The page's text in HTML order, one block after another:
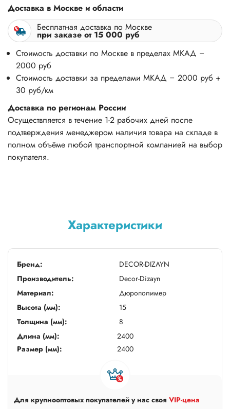
Доставка в Москве и области
Бесплатная доставка по Москве
при заказе от 15 000 руб
Стоимость доставки по Москве в пределах МКАД –
2000 руб
Стоимость доставки за пределами МКАД – 2000 руб +
30 руб/км
Доставка по регионам России
Осуществляется в течение 1-2 рабочих дней после
подтверждения менеджером наличия товара на складе в
полном объёме любой транспортной компанией на выбор
покупателя.
Характеристики
Бренд:
DECOR-DIZAYN
Производитель:
Decor-Dizayn
Материал:
Дюрополимер
Высота (мм):
15
Толщина (мм):
8
Длина (мм):
2400
Размер (мм):
2400
Для крупнооптовых покупателей у нас своя VIP-цена